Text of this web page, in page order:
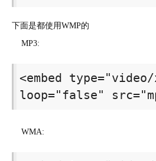
下面是都使用WMP的
MP3:
<embed
loop="false"
WMA: